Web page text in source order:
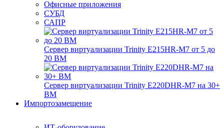
Офисные приложения
СУБД
САПР
Сервер виртуализации Trinity E215HR-M7 от 5 до
20 ВМ
Сервер виртуализации Trinity E220DHR-M7 на 30+
ВМ
Импортозамещение